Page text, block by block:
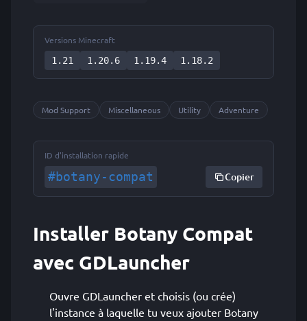
Versions Minecraft
1.21
1.20.6 1.19.4 1.18.2
Mod Support Miscellaneous Utility Adventure
ID d'installation rapide
#botany-compat Copier
Installer Botany Compat
avec GDLauncher
Ouvre GDLauncher et choisis (ou crée)
l'instance à laquelle tu veux ajouter Botany